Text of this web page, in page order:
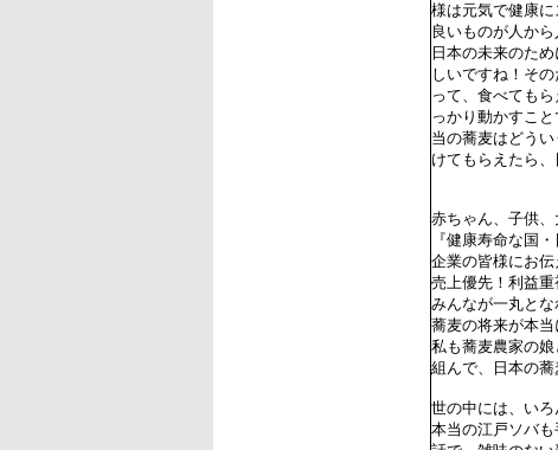
様は元気で健康に
良いものが人か
日本の未来のた
しいですね！そ
って、食べても
っかり動かすこ
当の蕎麦はどう
けてもらえたら
赤ちゃん、子供、
『健康寿命な国
企業の皆様にお
売上優先！利益
みんなが一丸とな
蕎麦の将来が本当
私も蕎麦農家の
組んで、日本の蕎
世の中には、い
本当の江戸ソバ